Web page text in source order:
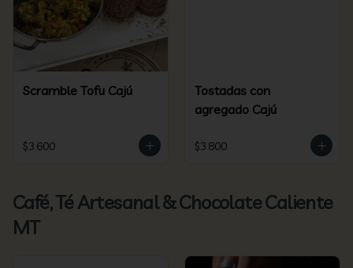
Scramble Tofu Cajú
$3.600
Tostadas con
agregado Cajú
$3.800
Café, Té Artesanal & Chocolate Caliente
MT